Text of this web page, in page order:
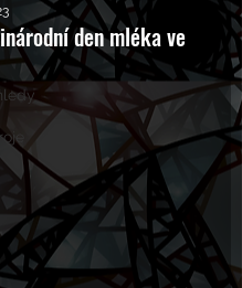
den mléka ve